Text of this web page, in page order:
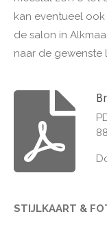
kan eventueel
de salon in
naar de gewenste
STIJLKAART &